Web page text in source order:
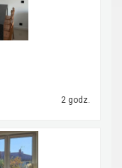
2 godz.